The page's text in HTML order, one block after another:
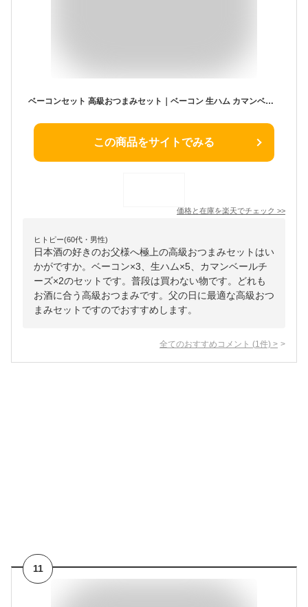
ベーコンセット 高級おつまみセット｜ベーコン 生ハム カマンベールチーズ 加工品 食品 上等品 高級品 ご自宅用 プレゼント 贈り物 ギフト 贈答用 カタログギフト 送料無料
この商品をサイトでみる
価格と在庫を楽天でチェック >>
ヒトピー(60代・男性)
日本酒の好きのお父様へ極上の高級おつまみセットはい
かがですか。ベーコン×3、生ハム×5、カマンベールチ
ーズ×2のセットです。普段は買わない物です。どれも
お酒に合う高級おつまみです。父の日に最適な高級おつ
まみセットですのでおすすめします。
全てのおすすめコメント (1 件) >
11